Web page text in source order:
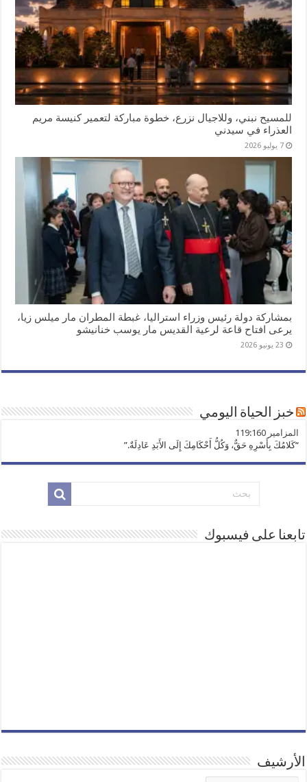
للمسيح نبني، وللاجيال نزرع، خطوة مباركة لتعمير كنيسة مريم
العذراء في سيدني
7 يوليو 2026
بمشاركة دولة رئيس وزراء استراليا، غبطة المطران مار ميلس زيا،
يرعى افتاح قاعة لرعية القديس مار يوسب خنانيشو
23 يونيو 2026
خبز الحياة اليومي
ﺍﻟﻤﺰﺍﻣﻴﺮ 119:160
“كَلامُكَ بِأَسْرِهِ حَقٌّ، وَكُلُّ أَحْكَامِكَ إِلَى الأَبَدِ عَادِلَةٌ.”
تابعنا على فيسبوك
الأرشيف